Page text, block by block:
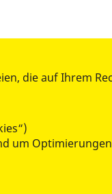
die auf Ihrem
um